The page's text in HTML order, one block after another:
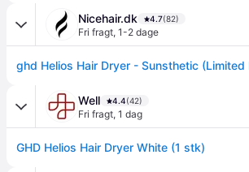
Nicehair.dk 4.7(82)
Fri fragt, 1-2 dage
Well 4.4(42)
Fri fragt, 1 dag
GHD Helios Hair Dryer White (1 stk)